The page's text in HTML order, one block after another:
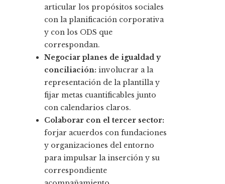
articular los propósitos sociales
con la planificación corporativa
y con los ODS que
correspondan.
Negociar planes de igualdad y
conciliación: involucrar a la
representación de la plantilla y
fijar metas cuantificables junto
con calendarios claros.
Colaborar con el tercer sector:
forjar acuerdos con fundaciones
y organizaciones del entorno
para impulsar la inserción y su
correspondiente